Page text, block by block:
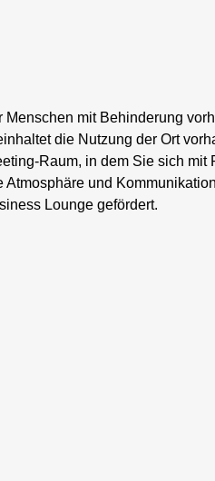
mit Behinderung
die Nutzung der Ort
Raum, in dem Sie sich mit
und
Lounge gefördert.